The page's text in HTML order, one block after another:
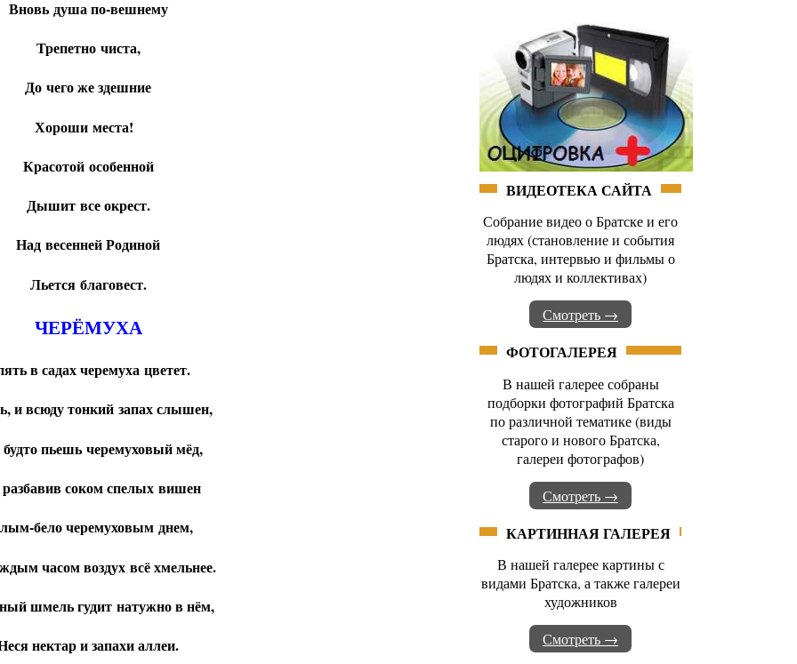
Вновь душа по-вешнему
Трепетно чиста,
До чего же здешние
Хороши места!
Красотой особенной
Дышит все окрест.
Над весенней Родиной
Льется благовест.
ЧЕРЁМУХА
в садах черемуха цветет.
и всюду тонкий запах слышен,
пьешь черемуховый мёд,
соком спелых вишен
бело черемуховым днем,
часом воздух всё хмельнее.
шмель гудит натужно в нём,
нектар и запахи аллеи.
ВИДЕОТЕКА САЙТА
Собрание видео о Братске и его
людях (становление и события
Братска, интервью и фильмы о
людях и коллективах)
Смотреть →
ФОТОГАЛЕРЕЯ
В нашей галерее собраны
подборки фотографий Братска
по различной тематике (виды
старого и нового Братска,
галереи фотографов)
Смотреть →
КАРТИННАЯ ГАЛЕРЕЯ
В нашей галерее картины с
видами Братска, а также галереи
художников
Смотреть →